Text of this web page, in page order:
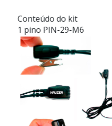
Conteúdo do kit
1 pino PIN-29-M6